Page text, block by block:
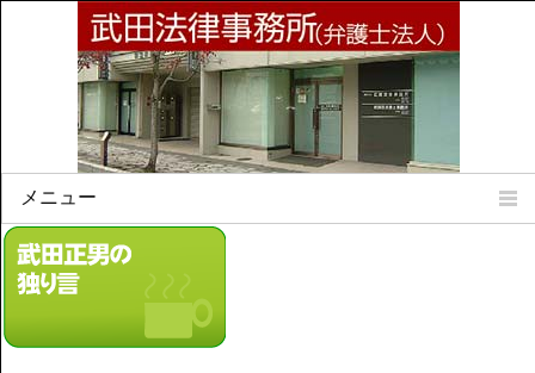
メニュー
Home
所属弁護士
法律相談案内